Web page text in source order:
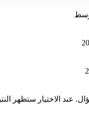
عند الاختيار ستظهر